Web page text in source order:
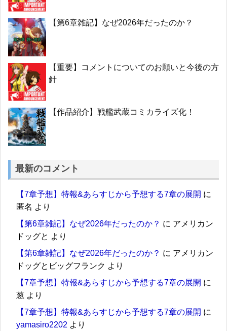
【第6章雑記】なぜ2026年だったのか？
【重要】コメントについてのお願いと今後の方
針
【作品紹介】戦艦武蔵コミカライズ化！
最新のコメント
【7章予想】特報&あらすじから予想する7章の展開 に
匿名 より
【第6章雑記】なぜ2026年だったのか？ に アメリカン
ドッグと より
【第6章雑記】なぜ2026年だったのか？ に アメリカン
ドッグとビッグフランク より
【7章予想】特報&あらすじから予想する7章の展開 に
葱 より
【7章予想】特報&あらすじから予想する7章の展開 に
yamasiro2202 より